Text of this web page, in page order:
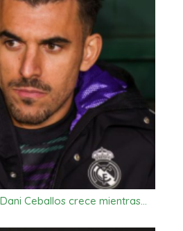
Ceballos crece mientras…